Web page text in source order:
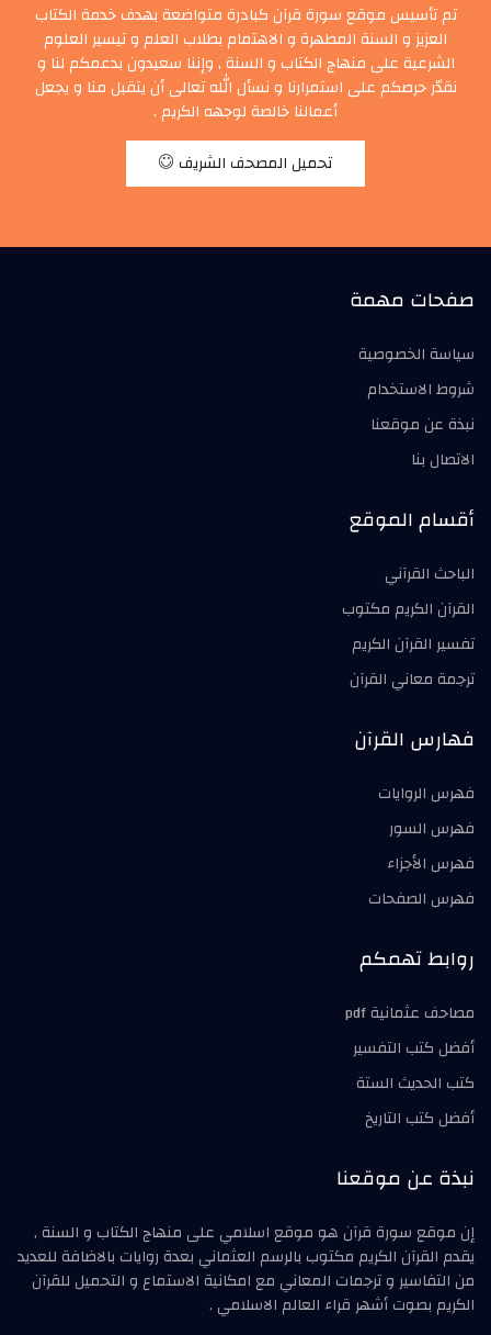
تم تأسيس موقع سورة قرآن كبادرة متواضعة بهدف خدمة الكتاب
العزيز و السنة المطهرة و الاهتمام بطلاب العلم و تيسير العلوم
الشرعية على منهاج الكتاب و السنة , وإننا سعيدون بدعمكم لنا و
نقدّر حرصكم على استمرارنا و نسأل الله تعالى أن يتقبل منا و يجعل
أعمالنا خالصة لوجهه الكريم .
تحميل المصحف الشريف
صفحات مهمة
سياسة الخصوصية
شروط الاستخدام
نبذة عن موقعنا
الاتصال بنا
أقسام الموقع
الباحث القرآني
القرآن الكريم مكتوب
تفسير القرآن الكريم
ترجمة معاني القرآن
فهارس القرآن
فهرس الروايات
فهرس السور
فهرس الأجزاء
فهرس الصفحات
روابط تهمكم
مصاحف عثمانية pdf
أفضل كتب التفسير
كتب الحديث الستة
أفضل كتب التاريخ
نبذة عن موقعنا
إن موقع سورة قرآن هو موقع اسلامي على منهاج الكتاب و السنة ,
يقدم القرآن الكريم مكتوب بالرسم العثماني بعدة روايات بالاضافة للعديد
من التفاسير و ترجمات المعاني مع امكانية الاستماع و التحميل للقرآن
الكريم بصوت أشهر قراء العالم الاسلامي .